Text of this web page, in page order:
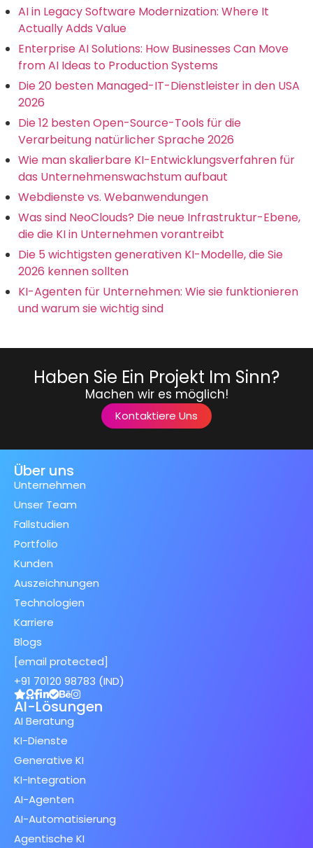
AI in Legacy Software Modernization: Where It
Actually Adds Value
Enterprise AI Solutions: How Businesses Can Move
from AI Ideas to Production Systems
Die 20 besten Managed-IT-Dienstleister in den USA
2026
Die 12 besten Open-Source-Tools für die
Verarbeitung natürlicher Sprache 2026
Wie man skalierbare KI-Entwicklungsverfahren für
das Unternehmenswachstum aufbaut
Webdienste vs. Webanwendungen
Was sind NeoClouds? Die neue Infrastruktur-Ebene,
die die KI in Unternehmen vorantreibt
Die 5 wichtigsten generativen KI-Modelle, die Sie
2026 kennen sollten
KI-Agenten für Unternehmen: Wie sie funktionieren
und warum sie wichtig sind
Haben Sie Ein Projekt Im Sinn?
Machen wir es möglich!
Kontaktiere Uns
Über uns
Unternehmen
Unser Team
Fallstudien
Portfolio
Kunden
Auszeichnungen
Technologien
Karriere
Blogs
[email protected]
+91 70120 98783 (IND)
AI-Lösungen
AI Beratung
KI-Dienste
Generative KI
KI-Integration
AI-Agenten
AI-Automatisierung
Agentische KI